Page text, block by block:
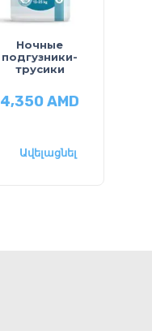
Ночные
подгузники-
трусики
4,350AMD
Ավելացնել